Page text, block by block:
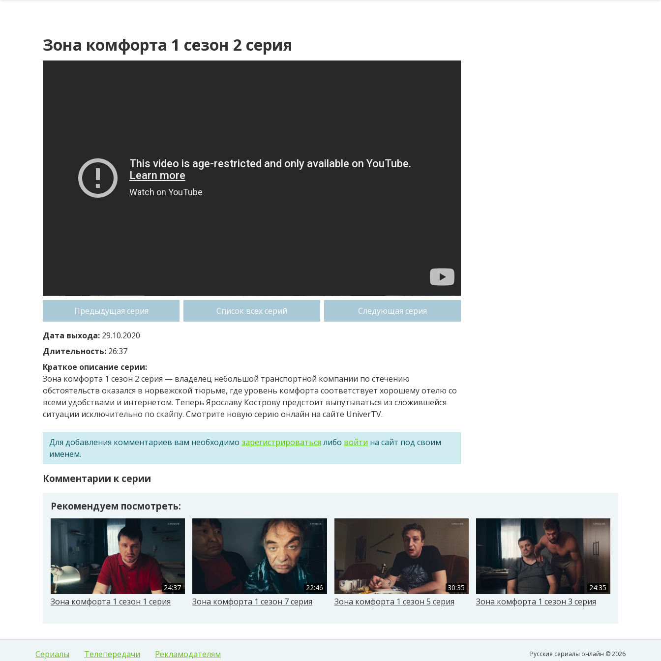
Зона комфорта 1 сезон 2 серия
Предыдущая серия Список всех серий Следующая серия
Дата выхода: 29.10.2020
Длительность: 26:37
Краткое описание серии:
Зона комфорта 1 сезон 2 серия — владелец небольшой транспортной компании по стечению
обстоятельств оказался в норвежской тюрьме, где уровень комфорта соответствует хорошему отелю со
всеми удобствами и интернетом. Теперь Ярославу Кострову предстоит выпутываться из сложившейся
ситуации исключительно по скайпу. Смотрите новую серию онлайн на сайте UniverTV.
Для добавления комментариев вам необходимо зарегистрироваться либо войти на сайт под своим
именем.
Комментарии к серии
Рекомендуем посмотреть:
24:37
Зона комфорта 1 сезон 1 серия
22:46
Зона комфорта 1 сезон 7 серия
30:35
Зона комфорта 1 сезон 5 серия
24:35
Зона комфорта 1 сезон 3 серия
Сериалы Телепередачи Рекламодателям Русские сериалы онлайн © 2026